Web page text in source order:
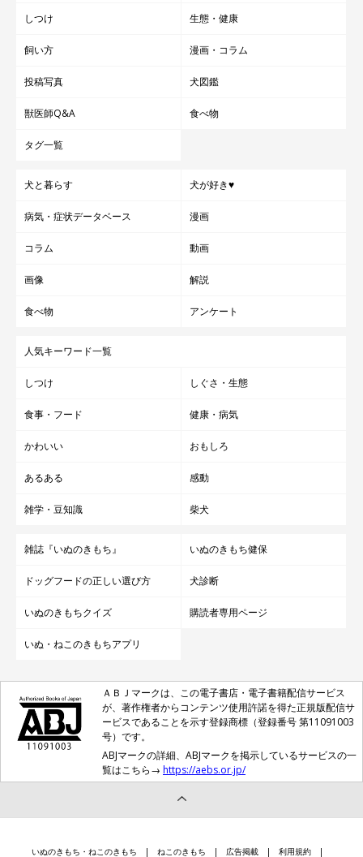
しつけ 生態・健康
飼い方 漫画・コラム
投稿写真 犬図鑑
獣医師Q&A 食べ物
タグ一覧
犬と暮らす 犬が好き♥
病気・症状データベース 漫画
コラム 動画
画像 解説
食べ物 アンケート
人気キーワード一覧
しつけ しぐさ・生態
食事・フード 健康・病気
かわいい おもしろ
あるある 感動
雑学・豆知識 柴犬
雑誌『いぬのきもち』 いぬのきもち健保
ドッグフードの正しい選び方 犬診断
いぬのきもちクイズ 購読者専用ページ
いぬ・ねこのきもちアプリ
ＡＢＪマークは、この電子書店・電子書籍配信サービス
が、著作権者からコンテンツ使用許諾を得た正規版配信サ
ービスであることを示す登録商標（登録番号 第11091003
号）です。
ABJマークの詳細、ABJマークを掲示しているサービスの一
覧はこちら→ https://aebs.or.jp/
いぬのきもち・ねこのきもち ねこのきもち 広告掲載 利用規約